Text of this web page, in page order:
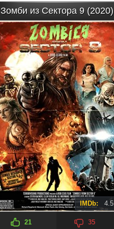
Зомби из Сектора 9 (2020)
IMDb: 4.5
21 35